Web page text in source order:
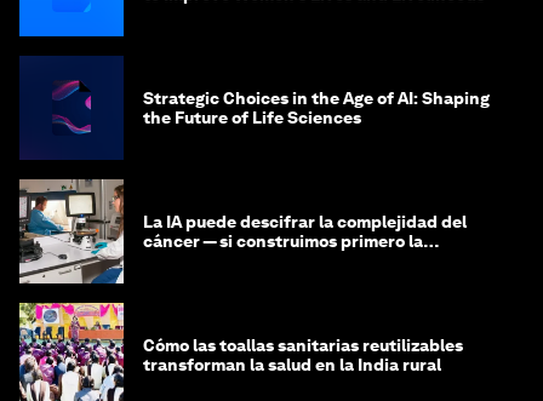
Strategic Choices in the Age of AI: Shaping
the Future of Life Sciences
La IA puede descifrar la complejidad del
cáncer — si construimos primero la
Cómo las toallas sanitarias reutilizables
transforman la salud en la India rural